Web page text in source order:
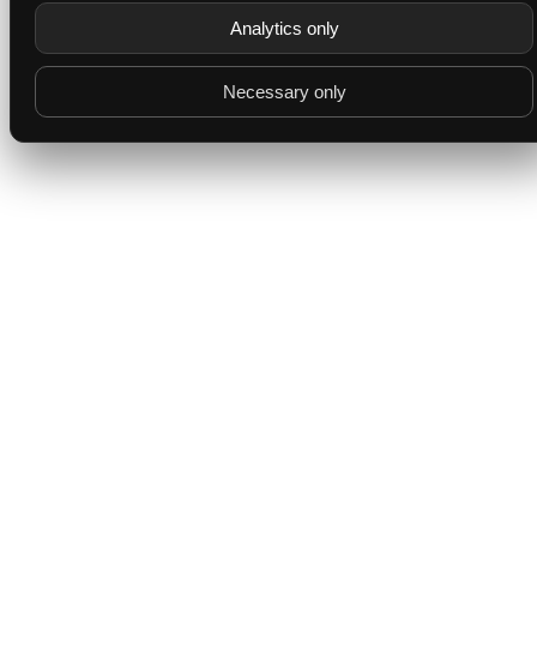
Analytics only
Necessary only